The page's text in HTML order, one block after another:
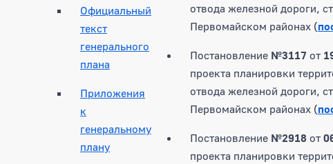
Официальный
текст
генерального
плана
Приложения
к
генеральному
плану
отвода железной дороги,
Первомайском районах (
Постановление №3117 от
проекта планировки
отвода железной дороги,
Первомайском районах (
Постановление №2918от
проекта планировки